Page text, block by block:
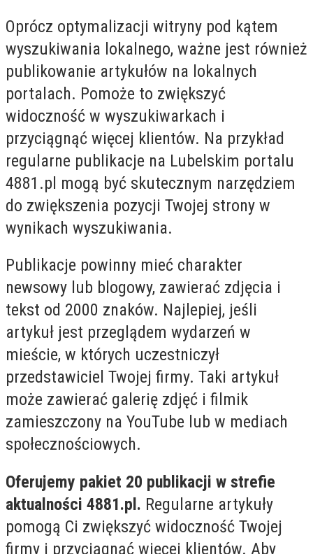
Oprócz optymalizacji witryny pod kątem
wyszukiwania lokalnego, ważne jest również
publikowanie artykułów na lokalnych
portalach. Pomoże to zwiększyć
widoczność w wyszukiwarkach i
przyciągnąć więcej klientów. Na przykład
regularne publikacje na Lubelskim portalu
4881.pl mogą być skutecznym narzędziem
do zwiększenia pozycji Twojej strony w
wynikach wyszukiwania.
Publikacje powinny mieć charakter
newsowy lub blogowy, zawierać zdjęcia i
tekst od 2000 znaków. Najlepiej, jeśli
artykuł jest przeglądem wydarzeń w
mieście, w których uczestniczył
przedstawiciel Twojej firmy. Taki artykuł
może zawierać galerię zdjęć i filmik
zamieszczony na YouTube lub w mediach
społecznościowych.
Oferujemy pakiet 20 publikacji w strefie
aktualności 4881.pl. Regularne artykuły
pomogą Ci zwiększyć widoczność Twojej
firmy i przyciągnąć więcej klientów. Aby